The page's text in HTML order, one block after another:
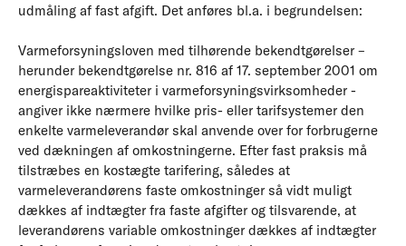
udmåling af fast afgift. Det anføres bl.a. i begrundelsen:
Varmeforsyningsloven med tilhørende bekendtgørelser –
herunder bekendtgørelse nr. 816 af 17. september 2001 om
energispareaktiviteter i varmeforsyningsvirksomheder -
angiver ikke nærmere hvilke pris- eller tarifsystemer den
enkelte varmeleverandør skal anvende over for forbrugerne
ved dækningen af omkostningerne. Efter fast praksis må
tilstræbes en kostægte tarifering, således at
varmeleverandørens faste omkostninger så vidt muligt
dækkes af indtægter fra faste afgifter og tilsvarende, at
leverandørens variable omkostninger dækkes af indtægter